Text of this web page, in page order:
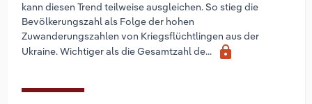
kann diesen Trend teilweise ausgleichen. So stieg die
Bevölkerungszahl als Folge der hohen
Zuwanderungszahlen von Kriegsflüchtlingen aus der
Ukraine. Wichtiger als die Gesamtzahl de...
lock